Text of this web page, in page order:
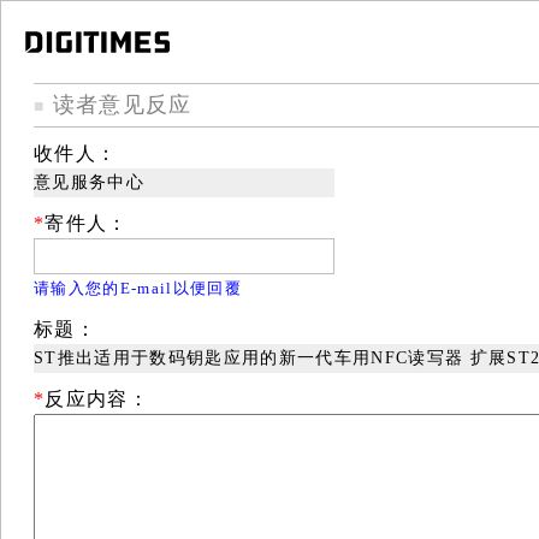
■ 读者意见反应
收件人：
意见服务中心
*寄件人：
请输入您的E-mail以便回覆
标题：
ST推出适用于数码钥匙应用的新一代车用NFC读写器 扩展
* 反应内容：